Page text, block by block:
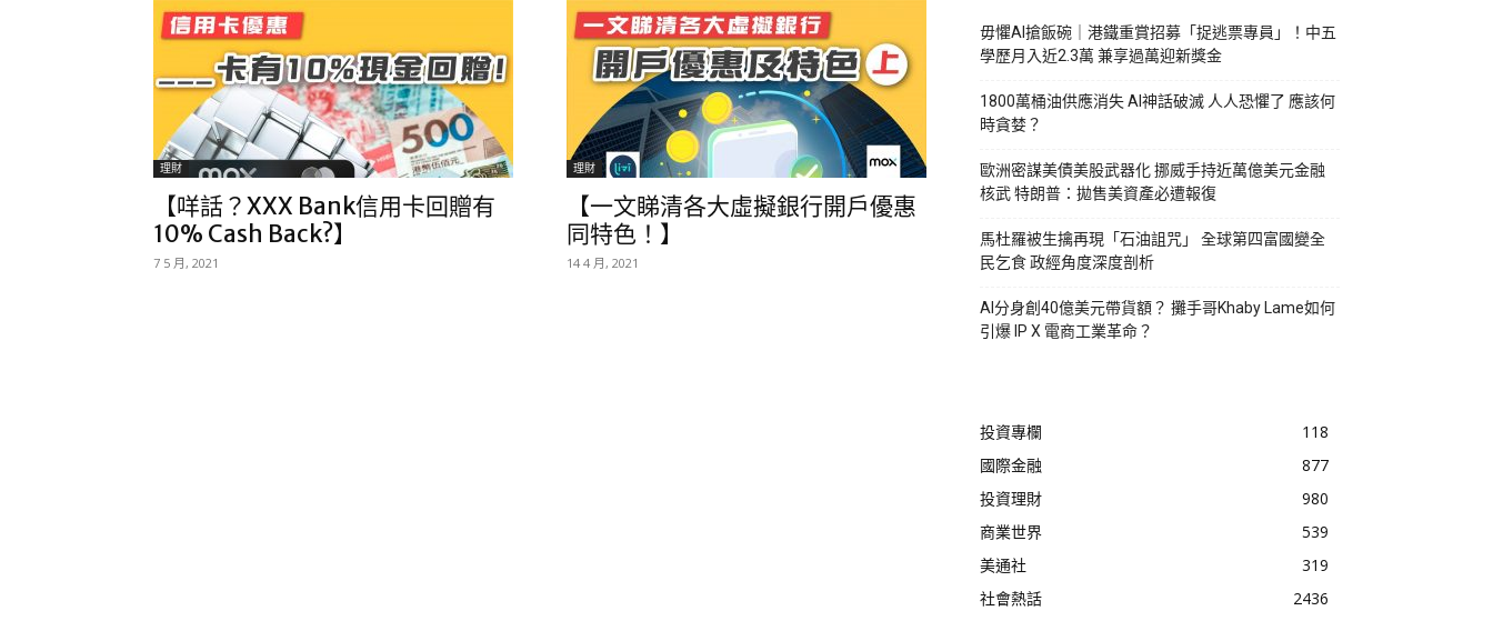
理財
【咩話？XXX Bank信用卡回贈有
10% Cash Back?】
7 5 月, 2021
理財
【一文睇清各大虛擬銀行開戶優惠
同特色！】
14 4 月, 2021
毋懼AI搶飯碗｜港鐵重賞招募「捉逃票專員」！中五
學歷月入近2.3萬 兼享過萬迎新獎金
1800萬桶油供應消失 AI神話破滅 人人恐懼了 應該何
時貪婪？
歐洲密謀美債美股武器化 挪威手持近萬億美元金融
核武 特朗普：拋售美資產必遭報復
馬杜羅被生擒再現「石油詛咒」 全球第四富國變全
民乞食 政經角度深度剖析
AI分身創40億美元帶貨額？ 攤手哥Khaby Lame如何
引爆 IP X 電商工業革命？
投資專欄
118
國際金融
877
投資理財
980
商業世界
539
美通社
319
社會熱話
2436